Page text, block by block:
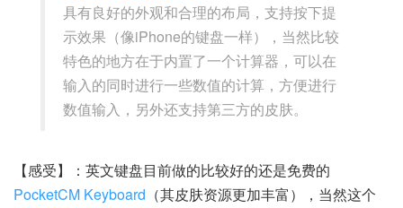
具有良好的外观和合理的布局，支持按下提
示效果（像iPhone的键盘一样），当然比较
特色的地方在于内置了一个计算器，可以在
输入的同时进行一些数值的计算，方便进行
数值输入，另外还支持第三方的皮肤。
【感受】：英文键盘目前做的比较好的还是免费的
PocketCM Keyboard （其皮肤资源更加丰富），当然这个